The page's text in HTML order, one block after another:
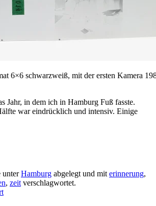
6×6 schwarzweiß, mit der ersten Kamera
Jahr, in dem ich in Hamburg Fuß fasste.
war eindrücklich und intensiv. Einige
unterHamburg abgelegt und miterinnerung,
, zeitverschlagwortet.